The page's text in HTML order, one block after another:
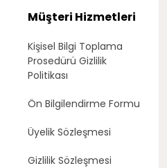
Müşteri Hizmetleri
Kişisel Bilgi Toplama
Prosedürü Gizlilik
Politikası
Ön Bilgilendirme Formu
Üyelik Sözleşmesi
Gizlilik Sözleşmesi